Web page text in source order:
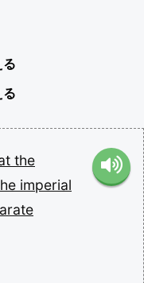
る
る
the
imperial